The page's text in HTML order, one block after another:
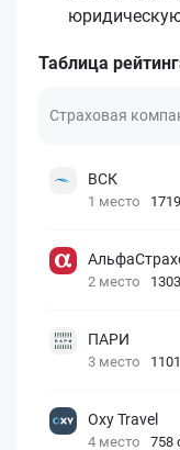
Таблица
Страховая
ВСК
1 место
2 место
ПАРИ
3 место
Oxy Travel
4 место 758